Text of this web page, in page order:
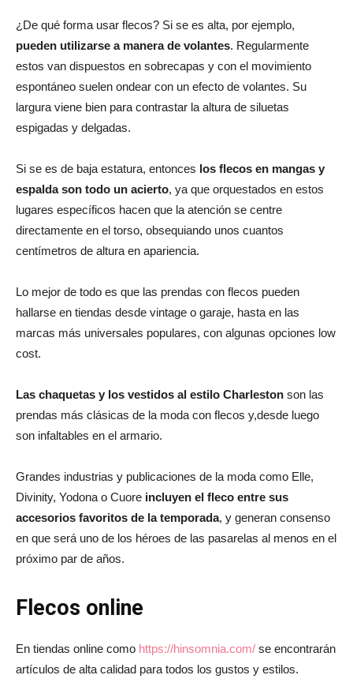
¿De qué forma usar flecos? Si se es alta, por ejemplo,
pueden utilizarse a manera de volantes. Regularmente
estos van dispuestos en sobrecapas y con el movimiento
espontáneo suelen ondear con un efecto de volantes. Su
largura viene bien para contrastar la altura de siluetas
espigadas y delgadas.
Si se es de baja estatura, entonces los flecos en mangas y
espalda son todo un acierto, ya que orquestados en estos
lugares específicos hacen que la atención se centre
directamente en el torso, obsequiando unos cuantos
centímetros de altura en apariencia.
Lo mejor de todo es que las prendas con flecos pueden
hallarse en tiendas desde vintage o garaje, hasta en las
marcas más universales populares, con algunas opciones low
cost.
Las chaquetas y los vestidos al estilo Charleston son las
prendas más clásicas de la moda con flecos y,desde luego
son infaltables en el armario.
Grandes industrias y publicaciones de la moda como Elle,
Divinity, Yodona o Cuore incluyen el fleco entre sus
accesorios favoritos de la temporada, y generan consenso
en que será uno de los héroes de las pasarelas al menos en el
próximo par de años.
Flecos online
En tiendas online como https://hinsomnia.com/ se encontrarán
artículos de alta calidad para todos los gustos y estilos.